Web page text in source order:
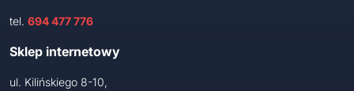
tel. 694 477 776
Sklep internetowy
ul. Kilińskiego 8-10,